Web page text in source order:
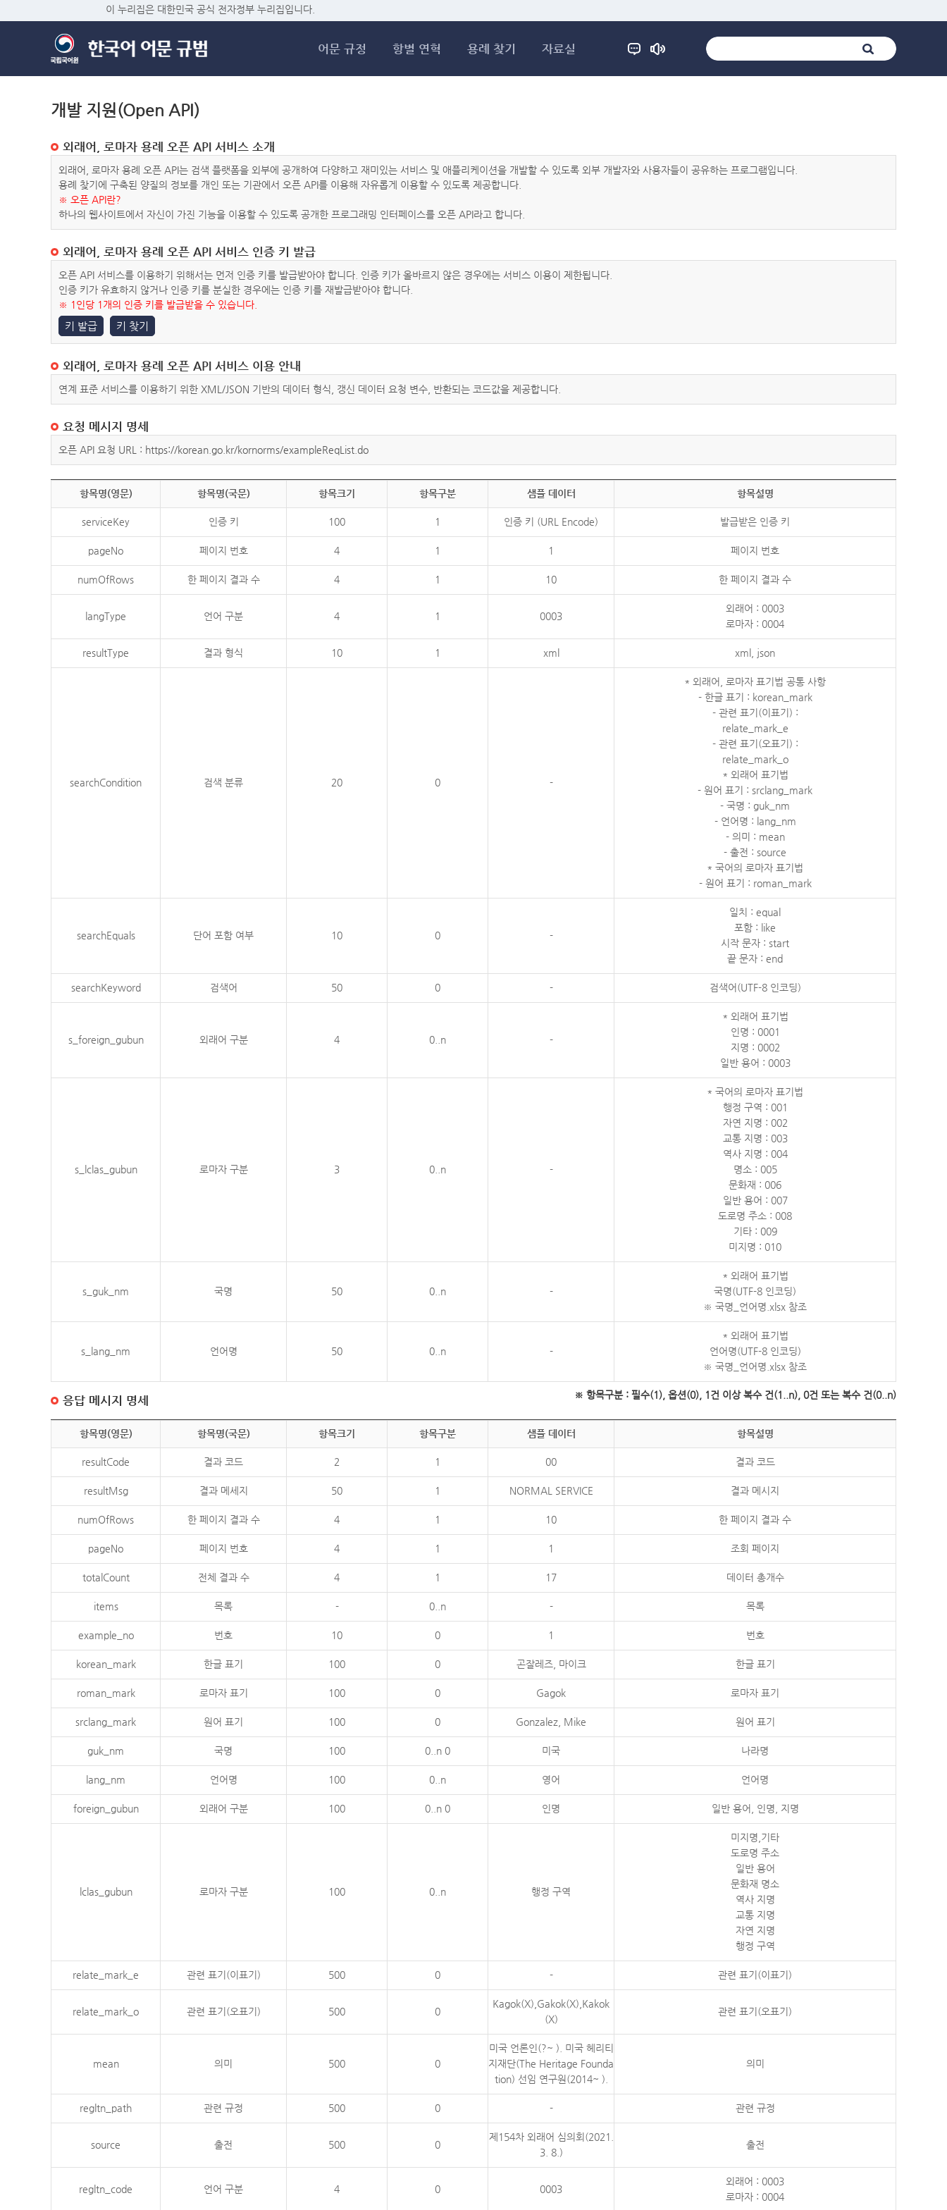
이 누리집은 대한민국 공식 전자정부 누리집입니다.
어문 규정 항별 연혁 용례 찾기 자료실
개발 지원(Open API)
외래어, 로마자 용례 오픈 API 서비스 소개
외래어, 로마자 용례 오픈 API는 검색 플랫폼을 외부에 공개하여 다양하고 재미있는 서비스 및 애플리케이션을 개발할 수 있도록 외부 개발자와 사용자들이 공유하는 프로그램입니다.
용례 찾기에 구축된 양질의 정보를 개인 또는 기관에서 오픈 API를 이용해 자유롭게 이용할 수 있도록 제공합니다.
※ 오픈 API란?
하나의 웹사이트에서 자신이 가진 기능을 이용할 수 있도록 공개한 프로그래밍 인터페이스를 오픈 API라고 합니다.
외래어, 로마자 용례 오픈 API 서비스 인증 키 발급
오픈 API 서비스를 이용하기 위해서는 먼저 인증 키를 발급받아야 합니다. 인증 키가 올바르지 않은 경우에는 서비스 이용이 제한됩니다.
인증 키가 유효하지 않거나 인증 키를 분실한 경우에는 인증 키를 재발급받아야 합니다.
※ 1인당 1개의 인증 키를 발급받을 수 있습니다.
키 발급 키 찾기
외래어, 로마자 용례 오픈 API 서비스 이용 안내
연계 표준 서비스를 이용하기 위한 XML/JSON 기반의 데이터 형식, 갱신 데이터 요청 변수, 반환되는 코드값을 제공합니다.
요청 메시지 명세
오픈 API 요청 URL : https://korean.go.kr/kornorms/exampleReqList.do
항목명(영문) 항목명(국문) 항목크기 항목구분 샘플 데이터 항목설명
serviceKey 인증 키 100 1 인증 키 (URL Encode) 발급받은 인증 키
pageNo 페이지 번호 4 1 1 페이지 번호
numOfRows 한 페이지 결과 수 4 1 10 한 페이지 결과 수
langType 언어 구분 4 1 0003
외래어 : 0003
로마자 : 0004
resultType 결과 형식 10 1 xml xml, json
searchCondition 검색 분류 20 0 -
* 외래어, 로마자 표기법 공통 사항
- 한글 표기 : korean_mark
- 관련 표기(이표기) :
relate_mark_e
- 관련 표기(오표기) :
relate_mark_o
* 외래어 표기법
- 원어 표기 : srclang_mark
- 국명 : guk_nm
- 언어명 : lang_nm
- 의미 : mean
- 출전 : source
* 국어의 로마자 표기법
- 원어 표기 : roman_mark
searchEquals 단어 포함 여부 10 0 -
일치 : equal
포함 : like
시작 문자 : start
끝 문자 : end
searchKeyword 검색어 50 0 - 검색어(UTF-8 인코딩)
s_foreign_gubun 외래어 구분 4 0..n -
* 외래어 표기법
인명 : 0001
지명 : 0002
일반 용어 : 0003
s_lclas_gubun 로마자 구분 3 0..n -
* 국어의 로마자 표기법
행정 구역 : 001
자연 지명 : 002
교통 지명 : 003
역사 지명 : 004
명소 : 005
문화재 : 006
일반 용어 : 007
도로명 주소 : 008
기타 : 009
미지명 : 010
s_guk_nm 국명 50 0..n -
* 외래어 표기법
국명(UTF-8 인코딩)
※ 국명_언어명.xlsx 참조
s_lang_nm 언어명 50 0..n -
* 외래어 표기법
언어명(UTF-8 인코딩)
※ 국명_언어명.xlsx 참조
※ 항목구분 : 필수(1), 옵션(0), 1건 이상 복수 건(1..n), 0건 또는 복수 건(0..n)
응답 메시지 명세
항목명(영문) 항목명(국문) 항목크기 항목구분 샘플 데이터 항목설명
resultCode 결과 코드 2 1 00 결과 코드
resultMsg 결과 메세지 50 1 NORMAL SERVICE 결과 메시지
numOfRows 한 페이지 결과 수 4 1 10 한 페이지 결과 수
pageNo 페이지 번호 4 1 1 조회 페이지
totalCount 전체 결과 수 4 1 17 데이터 총개수
items 목록 - 0..n - 목록
example_no 번호 10 0 1 번호
korean_mark 한글 표기 100 0 곤잘레즈, 마이크 한글 표기
roman_mark 로마자 표기 100 0 Gagok 로마자 표기
srclang_mark 원어 표기 100 0 Gonzalez, Mike 원어 표기
guk_nm 국명 100 0..n 0 미국 나라명
lang_nm 언어명 100 0..n 영어 언어명
foreign_gubun 외래어 구분 100 0..n 0 인명 일반 용어, 인명, 지명
lclas_gubun 로마자 구분 100 0..n 행정 구역
미지명,기타
도로명 주소
일반 용어
문화재 명소
역사 지명
교통 지명
자연 지명
행정 구역
relate_mark_e 관련 표기(이표기) 500 0 - 관련 표기(이표기)
relate_mark_o 관련 표기(오표기) 500 0
Kagok(X),Gakok(X),Kakok
(X)
관련 표기(오표기)
mean 의미 500 0
미국 언론인(?~ ). 미국 헤리티
지재단(The Heritage Founda
tion) 선임 연구원(2014~ ).
의미
regltn_path 관련 규정 500 0 - 관련 규정
source 출전 500 0
제154차 외래어 심의회(2021.
3. 8.)
출전
regltn_code 언어 구분 4 0 0003
외래어 : 0003
로마자 : 0004